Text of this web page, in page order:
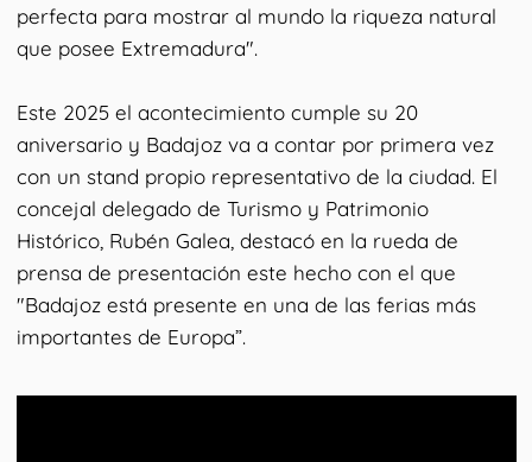
perfecta para mostrar al mundo la riqueza natural
que posee Extremadura".
Este 2025 el acontecimiento cumple su 20
aniversario y Badajoz va a contar por primera vez
con un stand propio representativo de la ciudad. El
concejal delegado de Turismo y Patrimonio
Histórico, Rubén Galea, destacó en la rueda de
prensa de presentación este hecho con el que
"Badajoz está presente en una de las ferias más
importantes de Europa”.